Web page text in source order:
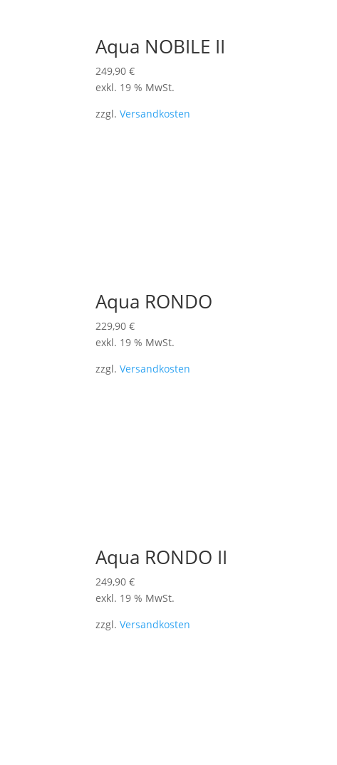
Aqua NOBILE II
249,90€
exkl. 19 % MwSt.
zzgl.Versandkosten
Aqua RONDO
229,90€
exkl. 19 % MwSt.
zzgl.Versandkosten
Aqua RONDO II
249,90€
exkl. 19 % MwSt.
zzgl.Versandkosten